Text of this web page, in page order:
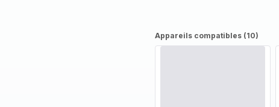
Appareils compatibles (10)